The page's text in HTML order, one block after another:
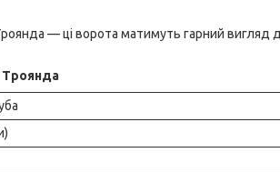
— ці ворота матимуть гарний
Троянда